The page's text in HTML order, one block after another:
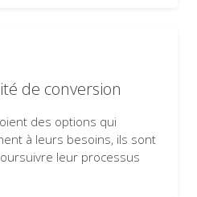
de conversion
des options qui
à leurs besoins, ils sont
leur processus